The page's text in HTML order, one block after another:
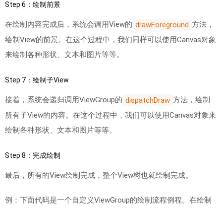
Step 6：绘制前景
在绘制内容完成后，系统会调用View的 drawForeground 方法，
绘制View的前景。在这个过程中，我们同样可以使用Canvas对象
来绘制各种形状、文本和图片等等。
Step 7：绘制子View
接着，系统会递归调用ViewGroup的 dispatchDraw 方法，绘制
所有子View的内容。在这个过程中，我们可以使用Canvas对象来
绘制各种形状、文本和图片等等。
Step 8：完成绘制
最后，所有的View绘制完成，整个View树也就绘制完成。
例：下面代码是一个自定义ViewGroup的绘制流程例程。在绘制